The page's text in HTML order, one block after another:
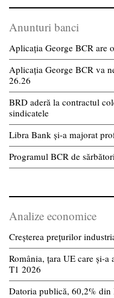
Anunturi banci
Aplicația George BCR are
Aplicația George BCR va
26.26
BRD aderă la contractul
sindicatele
Libra Bank și-a majorat
Programul BCR de
Analize economice
Creșterea prețurilor
România, țara UE care și-
T1 2026
Datoria publică, 60,2% din